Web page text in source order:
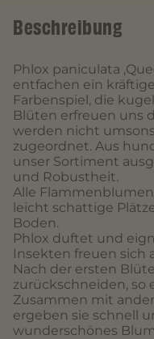
Beschreibung
Phlox paniculata
entfachen ein
Farbenspiel, die
Blüten erfreuen uns
werden nicht
zugeordnet. Aus
unser Sortiment
und Robustheit.
Alle
leicht schattige
Boden.
Phlox duftet und
Insekten freuen sich
Nach der ersten
zurückschneiden, so
Zusammen mit
ergeben sie schnell
wunderschönes